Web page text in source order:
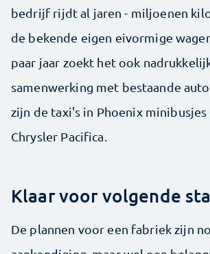
bedrijf rijdt al jaren - miljoenen
de bekende eigen eivormige
paar jaar zoekt het ook
samenwerking met bestaande
zijn de taxi's in Phoenix minibusjes
Chrysler Pacifica.
Klaar voor volgende
De plannen voor een fabriek zijn